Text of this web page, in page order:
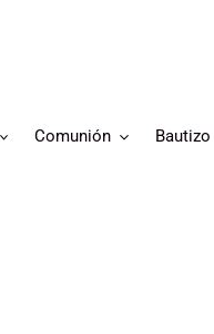
Comunión Bautizo